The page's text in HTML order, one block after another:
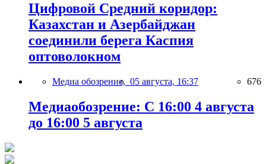
Цифровой Средний коридор:
Казахстан и Азербайджан
соединили берега Каспия
оптоволокном
Медиа обозрение, 05 августа, 16:37 676
Медиаобозрение: С 16:00 4 августа
до 16:00 5 августа